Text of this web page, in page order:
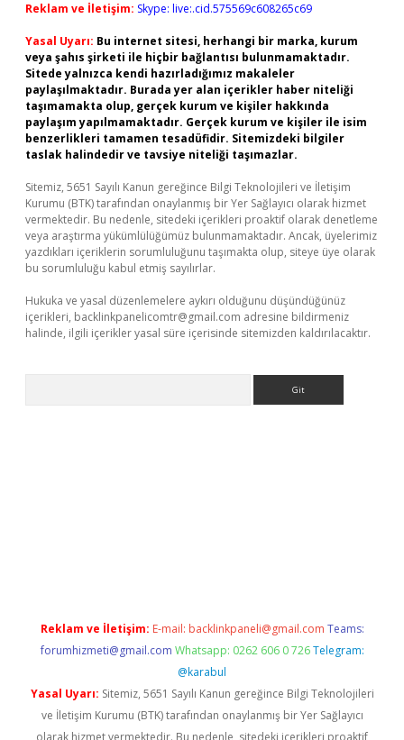
Reklam ve İletişim: Skype: live:.cid.575569c608265c69
Yasal Uyarı: Bu internet sitesi, herhangi bir marka, kurum
veya şahıs şirketi ile hiçbir bağlantısı bulunmamaktadır.
Sitede yalnızca kendi hazırladığımız makaleler
paylaşılmaktadır. Burada yer alan içerikler haber niteliği
taşımamakta olup, gerçek kurum ve kişiler hakkında
paylaşım yapılmamaktadır. Gerçek kurum ve kişiler ile isim
benzerlikleri tamamen tesadüfidir. Sitemizdeki bilgiler
taslak halindedir ve tavsiye niteliği taşımazlar.
Sitemiz, 5651 Sayılı Kanun gereğince Bilgi Teknolojileri ve İletişim
Kurumu (BTK) tarafından onaylanmış bir Yer Sağlayıcı olarak hizmet
vermektedir. Bu nedenle, sitedeki içerikleri proaktif olarak denetleme
veya araştırma yükümlülüğümüz bulunmamaktadır. Ancak, üyelerimiz
yazdıkları içeriklerin sorumluluğunu taşımakta olup, siteye üye olarak
bu sorumluluğu kabul etmiş sayılırlar.
Hukuka ve yasal düzenlemelere aykırı olduğunu düşündüğünüz
içerikleri, backlinkpanelicomtr@gmail.com adresine bildirmeniz
halinde, ilgili içerikler yasal süre içerisinde sitemizden kaldırılacaktır.
Reklam ve İletişim: E-mail: backlinkpaneli@gmail.com Teams:
forumhizmeti@gmail.com Whatsapp: 0262 606 0 726 Telegram:
@karabul
Yasal Uyarı: Sitemiz, 5651 Sayılı Kanun gereğince Bilgi Teknolojileri
ve İletişim Kurumu (BTK) tarafından onaylanmış bir Yer Sağlayıcı
olarak hizmet vermektedir. Bu nedenle, sitedeki içerikleri proaktif